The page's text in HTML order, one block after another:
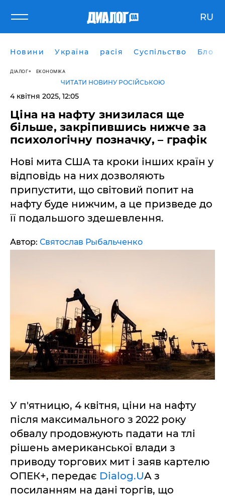
RU
Новини Україна расія Суспільство Блоги
ДІАЛОГ ЕКОНОМІКА
ЧИТАТИ НОВИНУ РОСІЙСЬКОЮ
4 квітня 2025, 12:05
Ціна на нафту знизилася ще
більше, закріпившись нижче за
психологічну позначку, – графік
Нові мита США та кроки інших країн у
відповідь на них дозволяють
припустити, що світовий попит на
нафту буде нижчим, а це призведе до
її подальшого здешевлення.
Автор: Святослав Рыбальченко
У п'ятницю, 4 квітня, ціни на нафту
після максимального з 2022 року
обвалу продовжують падати на тлі
рішень американської влади з
приводу торгових мит і заяв картелю
ОПЕК+, передає Dialog.UA з
посиланням на дані торгів, що